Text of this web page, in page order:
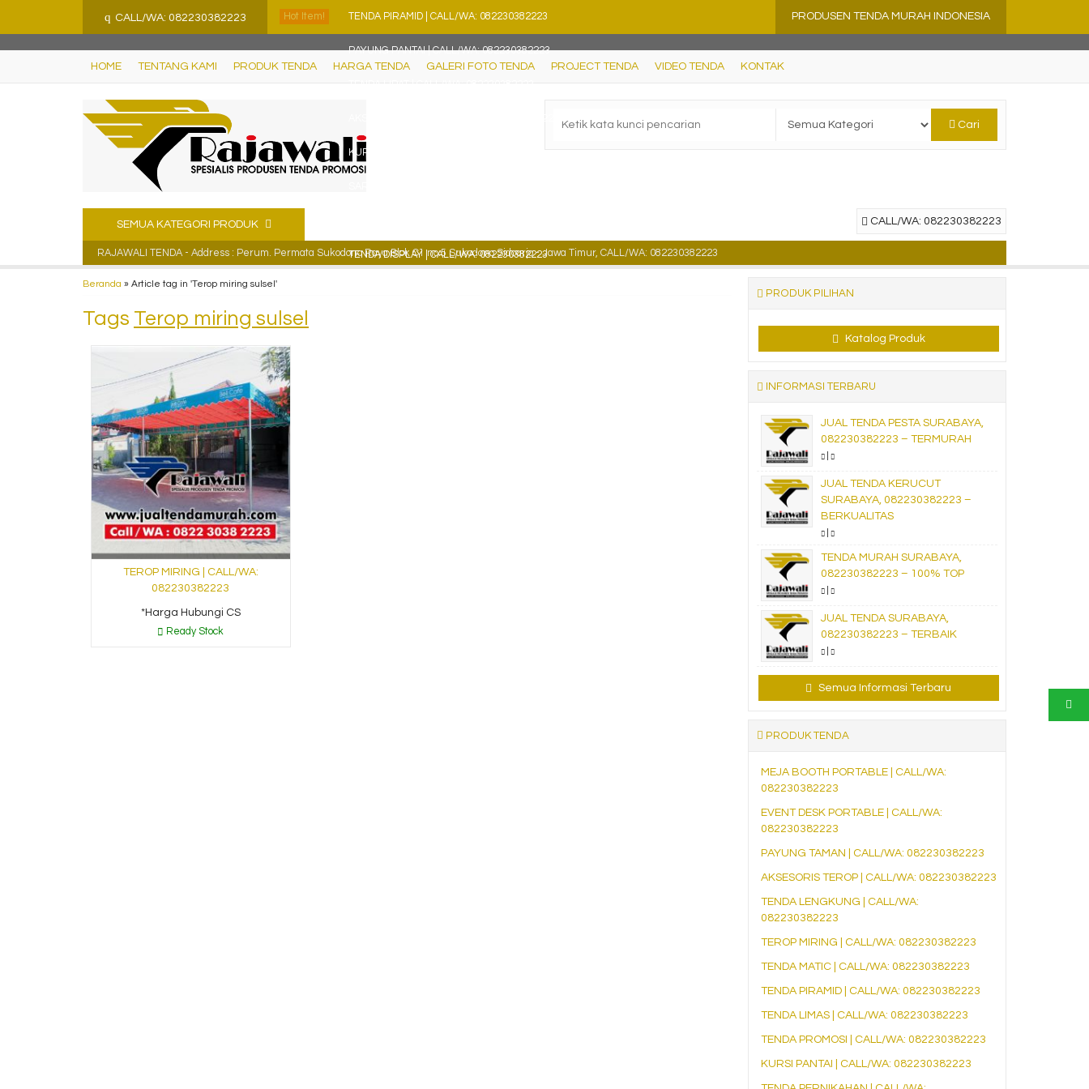
q CALL/WA: 082230382223 Hot Item! TENDA PIRAMID | CALL/WA: 082230382223
PAYUNG PANTAI | CALL/WA: 082230382223
AKSESORIS TEROP | CALL/WA: 082230382223
KURSI PANTAI | CALL/WA: 082230382223
TENDA DISPLAY | CALL/WA: 082230382223
PRODUSEN TENDA MURAH INDONESIA
HOME TENTANG KAMI PRODUK TENDA HARGA TENDA GALERI FOTO TENDA PROJECT TENDA VIDEO TENDA KONTAK
Cari
CALL/WA: 082230382223
SEMUA KATEGORI PRODUK
RAJAWALI TENDA - Address : Perum. Permata Sukodono Raya Blok C1 no.5 Sukodono Sidoarjo - Jawa Timur, CALL/WA: 082230382223
Beranda » Article tag in 'Terop miring sulsel'
Tags Terop miring sulsel
TEROP MIRING | CALL/WA:
082230382223
*Harga Hubungi CS
Ready Stock
PRODUK PILIHAN
Katalog Produk
INFORMASI TERBARU
JUAL TENDA PESTA SURABAYA,
082230382223 – TERMURAH
|
JUAL TENDA KERUCUT
SURABAYA, 082230382223 –
BERKUALITAS
|
TENDA MURAH SURABAYA,
082230382223 – 100% TOP
|
JUAL TENDA SURABAYA,
082230382223 – TERBAIK
|
Semua Informasi Terbaru
PRODUK TENDA
MEJA BOOTH PORTABLE | CALL/WA:
082230382223
EVENT DESK PORTABLE | CALL/WA:
082230382223
PAYUNG TAMAN | CALL/WA: 082230382223
AKSESORIS TEROP | CALL/WA: 082230382223
TENDA LENGKUNG | CALL/WA:
082230382223
TEROP MIRING | CALL/WA: 082230382223
TENDA MATIC | CALL/WA: 082230382223
TENDA PIRAMID | CALL/WA: 082230382223
TENDA LIMAS | CALL/WA: 082230382223
TENDA PROMOSI | CALL/WA: 082230382223
KURSI PANTAI | CALL/WA: 082230382223